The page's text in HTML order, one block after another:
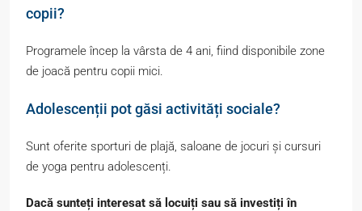
copii?
Programele încep la vârsta de 4 ani, fiind disponibile zone
de joacă pentru copii mici.
Adolescenții pot găsi activități sociale?
Sunt oferite sporturi de plajă, saloane de jocuri și cursuri
de yoga pentru adolescenți.
Dacă sunteți interesat să locuiți sau să investiți în